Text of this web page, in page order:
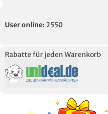
User online: 2550
Rabatte für jeden Warenkorb